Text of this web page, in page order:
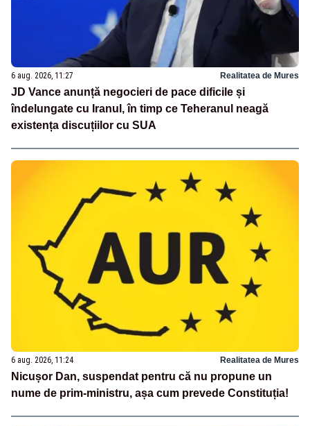
6 aug. 2026, 11:27 Realitatea de Mures
JD Vance anunță negocieri de pace dificile și
îndelungate cu Iranul, în timp ce Teheranul neagă
existența discuțiilor cu SUA
6 aug. 2026, 11:24 Realitatea de Mures
Nicușor Dan, suspendat pentru că nu propune un
nume de prim-ministru, așa cum prevede Constituția!